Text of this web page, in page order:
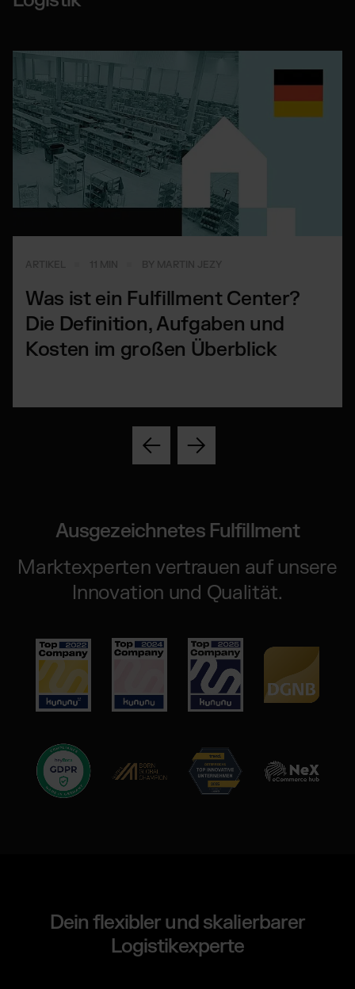
Was ist ein Fulfillment Center?
Die Definition, Aufgaben und
Kosten im großen Überblick
Ausgezeichnetes Fulfillment
Marktexperten vertrauen auf unsere
Innovation und Qualität.
Dein flexibler und skalierbarer
Logistikexperte